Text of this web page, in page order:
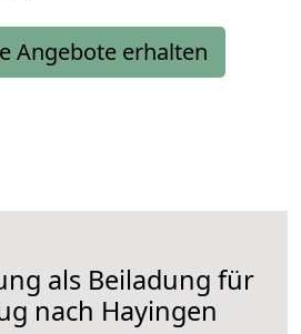
Angebote erhalten
als Beiladung für
nach Hayingen